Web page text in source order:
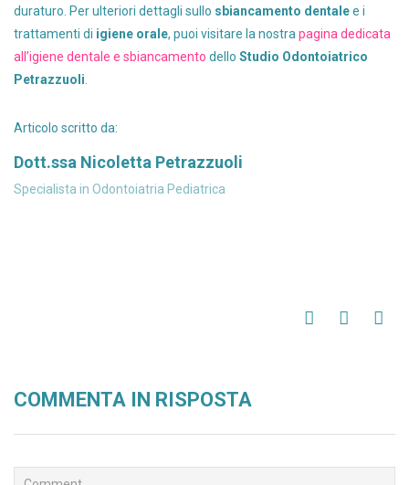
duraturo. Per ulteriori dettagli sullo sbiancamento dentalee i
trattamenti di igiene orale, puoi visitare la nostra pagina dedicata
all’igiene dentale e sbiancamento dello Studio Odontoiatrico
Petrazzuoli
Articolo scritto da:
Dott.ssa Nicoletta Petrazzuoli
Specialista in Odontoiatria Pediatrica
COMMENTA IN RISPOSTA